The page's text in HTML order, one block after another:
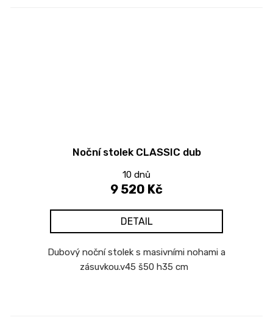
Noční stolek CLASSIC dub
10 dnů
9 520 Kč
DETAIL
Dubový noční stolek s masivními nohami a
zásuvkou.v45 š50 h35 cm